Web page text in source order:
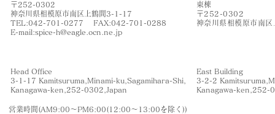
〒252-0302
神奈川県相模原市南区上鶴間3-1-17
TEL:042-701-0277 FAX:042-701-0288
​E-mail:spice-h@eagle.ocn.ne.jp
​東棟
〒252-0302
神奈川県相模原市南
Head Office
3-1-17 Kamitsuruma,Minami-ku,Sagamihara-Shi,
​Kanagawa-ken,252-0302,Japan
East Building
3-2-2
​Kanagawa-ken,252-
営業時間(AM9:00〜PM6:00(12:00〜13:00を除く))